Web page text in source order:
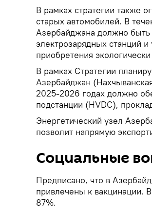
В рамках стратегии также
старых автомобилей. В
Азербайджана должно быть
электрозарядных станций
приобретения
В рамках Стратегии
Азербайджан
2025-2026 годах должно
подстанции (HVDC),
Энергетический узел
позволит напрямую
Социальные
Предписано, что в
привлечены к вакцинации.
87%.